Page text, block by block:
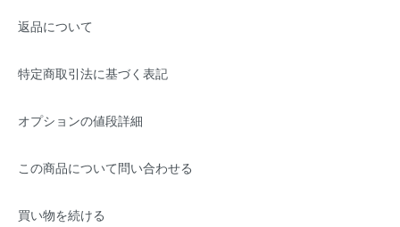
返品について
特定商取引法に基づく表記
オプションの値段詳細
この商品について問い合わせる
買い物を続ける